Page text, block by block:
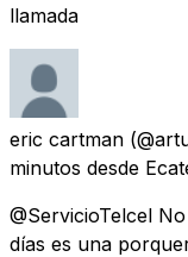
llamada
eric cartman
minutos desde
@ServicioTelcel
días es una